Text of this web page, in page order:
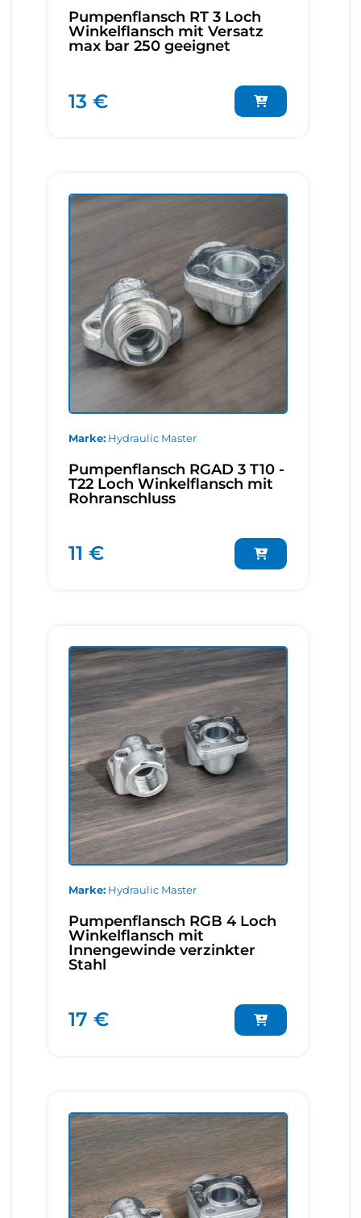
Pumpenflansch RT 3 Loch
Winkelflansch mit Versatz
max bar 250 geeignet
13 €
Marke Hydraulic Master
Pumpenflansch RGAD 3 T10 -
T22 Loch Winkelflansch mit
Rohranschluss
11 €
Marke Hydraulic Master
Pumpenflansch RGB 4 Loch
Winkelflansch mit
Innengewinde verzinkter
Stahl
17 €